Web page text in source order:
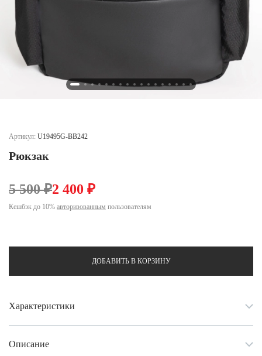
Северная Осетия (2)
Смоленская область (1)
Ставропольский край (5)
Томская область (1)
Тульская область (1)
Тюменская область (3)
Артикул: U19495G-BB242
Рюкзак
5 500 ₽2 400 ₽
Кешбэк до 10% авторизованным пользователям
ДОБАВИТЬ В КОРЗИНУ
Характеристики
Описание